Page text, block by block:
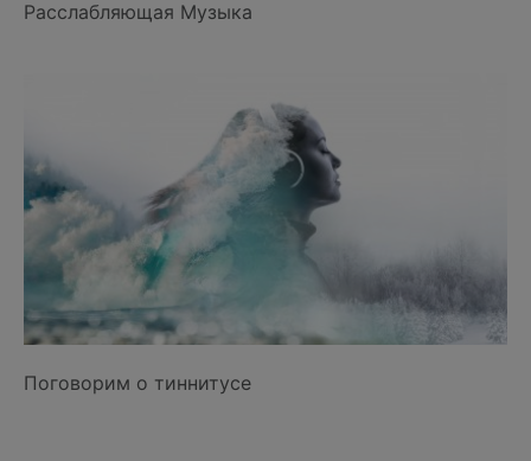
Расслабляющая Музыка
Поговорим о тиннитусе